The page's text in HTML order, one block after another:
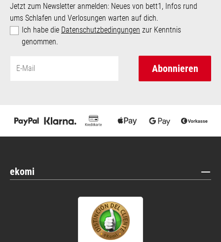
Jetzt zum Newsletter anmelden: Neues von bett1, Infos rund
ums Schlafen und Verlosungen warten auf dich.
Ich habe die Datenschutzbedingungen zur Kenntnis
genommen.
Abonnieren
ekomi